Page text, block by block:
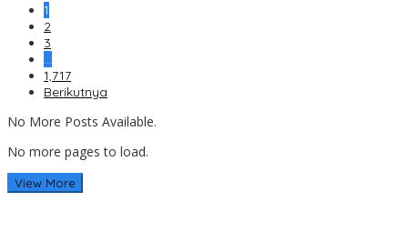
1
2
3
…
1,717
Berikutnya
No More Posts Available.
No more pages to load.
View More